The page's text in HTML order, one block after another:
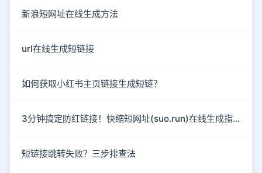
新浪短网址在线生成方法
url在线生成短链接
如何获取小红书主页链接生成短链？
3分钟搞定防红链接！快缩短网址(suo.run)在线生成指南
短链接跳转失败？三步排查法